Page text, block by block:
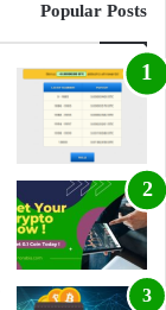
Popular Posts